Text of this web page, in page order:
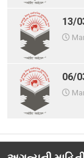
પુસ્તકાલયના